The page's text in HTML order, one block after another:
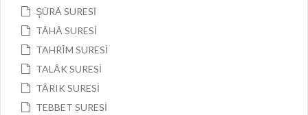
ŞÛRÂ SURESİ
TÂHÂ SURESİ
TAHRÎM SURESİ
TALÂK SURESİ
TÂRIK SURESİ
TEBBET SURESİ